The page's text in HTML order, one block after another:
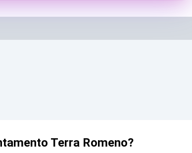
Terra Romeno?